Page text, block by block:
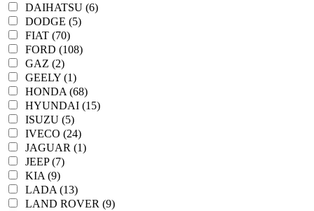
DAIHATSU (6)
DODGE (5)
FIAT (70)
FORD (108)
GAZ (2)
GEELY (1)
HONDA (68)
HYUNDAI (15)
ISUZU (5)
IVECO (24)
JAGUAR (1)
JEEP (7)
KIA (9)
LADA (13)
LAND ROVER (9)